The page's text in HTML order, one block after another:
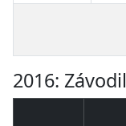
2016: